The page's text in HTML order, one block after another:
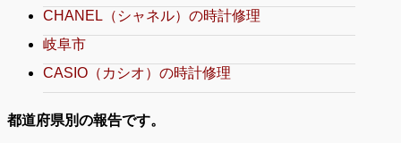
CHANEL（シャネル）の時計修理
岐阜市
CASIO（カシオ）の時計修理
都道府県別の報告です。